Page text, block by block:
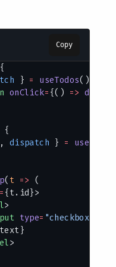
Copy
} = useTodos();
onClick= {() =>
{
, dispatch } = useTodos
( t => (
= {t.id}>
>
type= "checkbox"
>